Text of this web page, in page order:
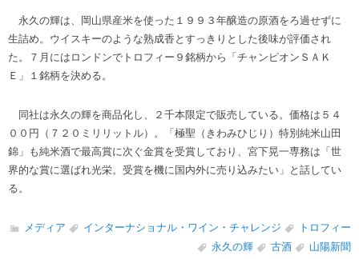
永久の輝は、岡山県産米を使った１９９３年醸造の原酒をろ過せずに
生詰め。ウイスキーのような熟成香とすっきりとした後味が評価され
た。７月にはロンドンでトロフィー９銘柄から「チャンピオンＳＡＫ
Ｅ」１銘柄を決める。
同社は永久の輝を商品化し、２千本限定で販売している。価格は５４
００円（７２０ミリリットル）。「極聖（きわみひじり）特別純米山田
錦」も純米酒で最高賞に次ぐ金賞を受賞しており、宮下晃一専務は「世
界的な賞に選ばれ光栄。受賞を機に国内外に売り込みたい」と話してい
る。
メディア インターナショナル・ワイン・チャレンジ
トロフィー
永久の輝
古酒 山陽新聞